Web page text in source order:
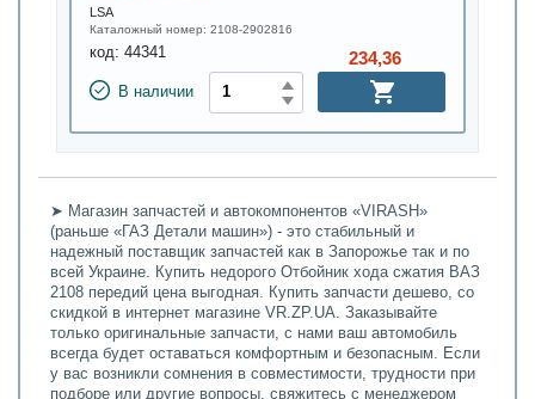
LSA
Каталожный номер: 2108-2902816
код: 44341
В наличии
234,36
➤ Магазин запчастей и автокомпонентов «VIRASH»
(раньше «ГАЗ Детали машин») - это стабильный и
надежный поставщик запчастей как в Запорожье так и по
всей Украине. Купить недорого Отбойник хода сжатия ВАЗ
2108 передий цена выгодная. Купить запчасти дешево, со
скидкой в интернет магазине VR.ZP.UA. Заказывайте
только оригинальные запчасти, с нами ваш автомобиль
всегда будет оставаться комфортным и безопасным. Если
у вас возникли сомнения в совместимости, трудности при
подборе или другие вопросы, свяжитесь с менеджером